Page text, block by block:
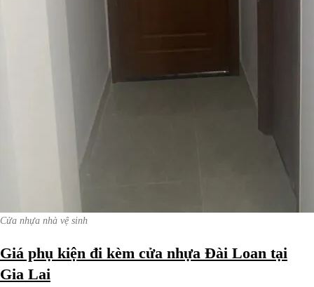
Cửa nhựa nhà vệ sinh
Giá phụ kiện đi kèm cửa nhựa Đài Loan tại
Gia Lai